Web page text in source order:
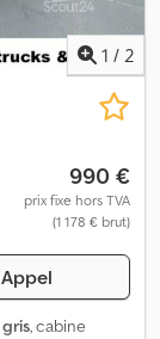
1 / 2
990 €
prix fixe hors TVA
(1 178 € brut)
Appel
gris, cabine